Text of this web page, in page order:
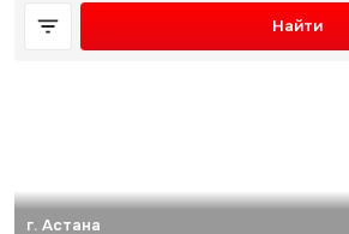
Найти
г. Астана